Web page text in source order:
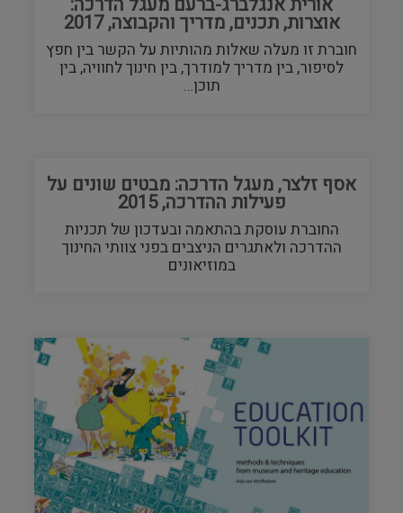
אורית אנגלברג-ברעם מעגל הדרכה:
אוצרות, תכנים, מדריך והקבוצה, 2017
חוברת זו מעלה שאלות מהותיות על הקשר בין חפץ
לסיפור, בין מדריך למודרך, בין חינוך לחוויה, בין
תוכן…
אסף זלצר, מעגל הדרכה: מבטים שונים על
פעילות ההדרכה, 2015
החוברת עוסקת בהתאמה ובעדכון של תכניות
ההדרכה ולאתגרים הניצבים בפני צוותי החינוך
במוזיאונים